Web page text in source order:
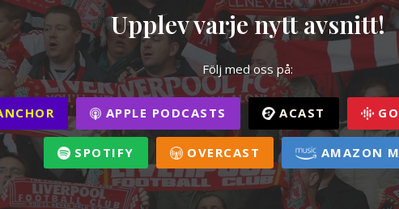
Upplev varje nytt avsnitt!
Följ med oss på:
APPLE PODCASTS ACAST
SPOTIFY OVERCAST AMAZON